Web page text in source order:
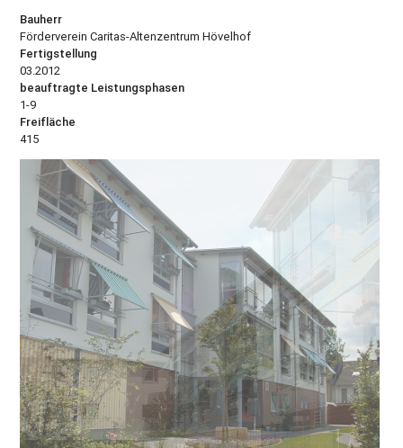
Bauherr
Förderverein Caritas-Altenzentrum Hövelhof
Fertigstellung
03.2012
beauftragte Leistungsphasen
1-9
Freifläche
415